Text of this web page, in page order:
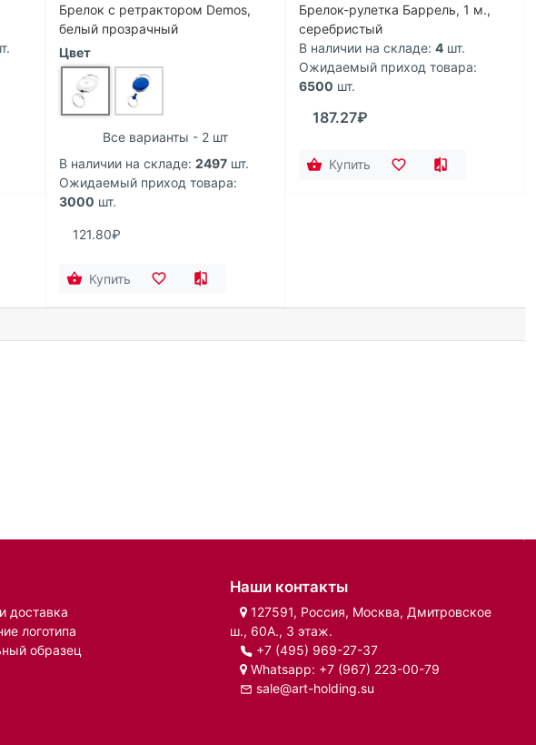
Брелок с ретрактором Demos,
белый прозрачный
Цвет
Все варианты - 2 шт
В наличии на складе: 2497 шт.
Ожидаемый приход товара:
3000 шт.
121.80₽
Купить
Брелок-рулетка Баррель, 1 м.,
серебристый
В наличии на складе: 4 шт.
Ожидаемый приход товара:
6500 шт.
187.27₽
Купить
доставка
логотипа
образец
Наши контакты
127591, Россия, Москва, Дмитровское
ш., 60А., 3 этаж.
+7 (495) 969-27-37
Whatsapp: +7 (967) 223-00-79
sale@art-holding.su